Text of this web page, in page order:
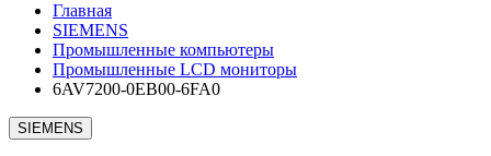
Главная
SIEMENS
Промышленные компьютеры
Промышленные LCD мониторы
6AV7200-0EB00-6FA0
SIEMENS